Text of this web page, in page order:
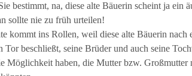
bestimmt, na, diese alte Bäuerin scheint ja ein
sollte nie zu früh urteilen!
kommt ins Rollen, weil diese alte Bäuerin nach
Tor beschließt, seine Brüder und auch seine
Möglichkeit haben, die Mutter bzw. Großmutter